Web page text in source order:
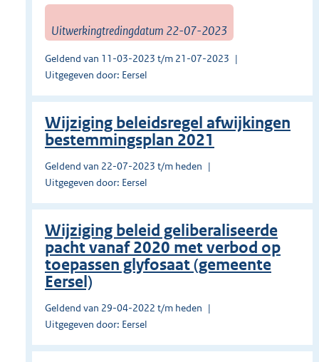
Uitwerkingtredingdatum 22-07-2023
Geldend van 11-03-2023 t/m 21-07-2023
Uitgegeven door: Eersel
Wijziging beleidsregel afwijkingen
bestemmingsplan 2021
Geldend van 22-07-2023 t/m heden
Uitgegeven door: Eersel
Wijziging beleid geliberaliseerde
pacht vanaf 2020 met verbod op
toepassen glyfosaat (gemeente
Eersel)
Geldend van 29-04-2022 t/m heden
Uitgegeven door: Eersel